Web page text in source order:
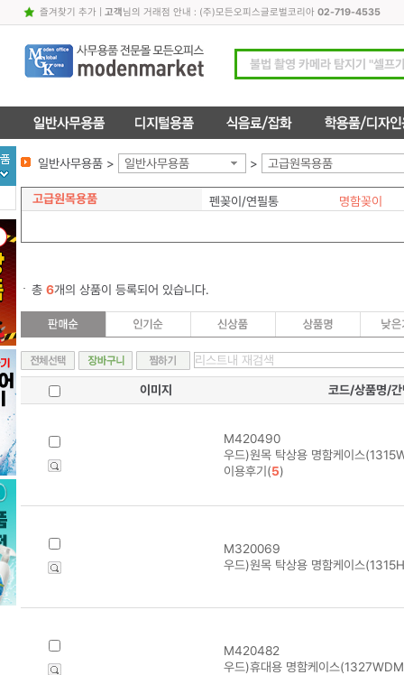
즐겨찾기 추가| 고객님의 거래점 안내 : (주)모든오피스글로벌코리아 02-719-4535
일반사무용품 > 일반사무용품 > 고급원목용품
고급원목용품 펜꽂이/연필통 명함꽂이
총 6개의 상품이 등록되어 있습니다.
이미지 코드/상품명/간
M420490
우드)원목 탁상용 명함케이스
이용후기(5)
M320069
우드)원목 탁상용 명함케이스
M420482
우드)휴대용 명함케이스